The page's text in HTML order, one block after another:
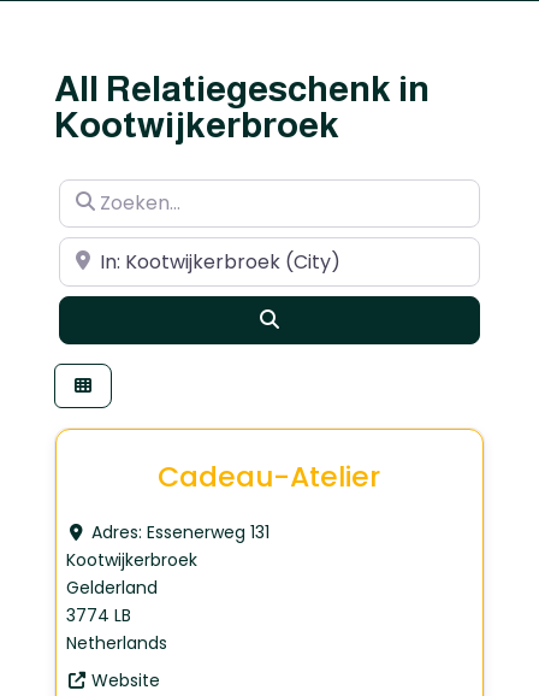
All Relatiegeschenk in
Kootwijkerbroek
Zoeken…
Dichtbij
Search
Cadeau-Atelier
Adres:Essenerweg 131
Kootwijkerbroek
Gelderland
3774 LB
Netherlands
Website